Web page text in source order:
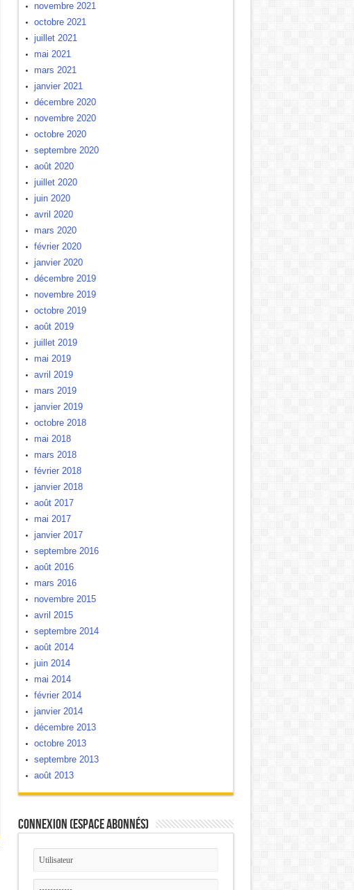
novembre 2021
octobre 2021
juillet 2021
mai 2021
mars 2021
janvier 2021
décembre 2020
novembre 2020
octobre 2020
septembre 2020
août 2020
juillet 2020
juin 2020
avril 2020
mars 2020
février 2020
janvier 2020
décembre 2019
novembre 2019
octobre 2019
août 2019
juillet 2019
mai 2019
avril 2019
mars 2019
janvier 2019
octobre 2018
mai 2018
mars 2018
février 2018
janvier 2018
août 2017
mai 2017
janvier 2017
septembre 2016
août 2016
mars 2016
novembre 2015
avril 2015
septembre 2014
août 2014
juin 2014
mai 2014
février 2014
janvier 2014
décembre 2013
octobre 2013
septembre 2013
août 2013
Connexion (Espace Abonnés)